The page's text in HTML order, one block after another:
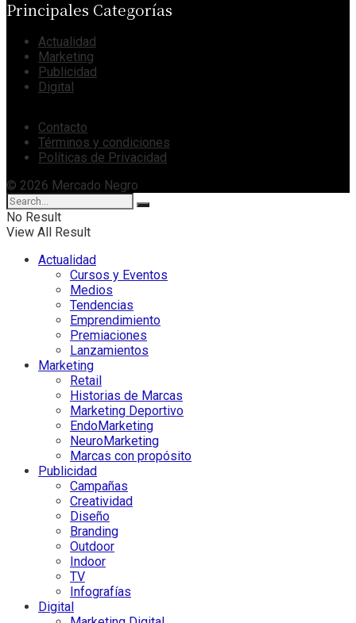
Principales Categorías
Actualidad
Marketing
Publicidad
Digital
Contacto
Términos y condiciones
Políticas de Privacidad
© 2026 Mercado Negro
No Result
View All Result
Actualidad
Cursos y Eventos
Medios
Tendencias
Emprendimiento
Premiaciones
Lanzamientos
Marketing
Retail
Historias de Marcas
Marketing Deportivo
EndoMarketing
NeuroMarketing
Marcas con propósito
Publicidad
Campañas
Creatividad
Diseño
Branding
Outdoor
Indoor
TV
Infografías
Digital